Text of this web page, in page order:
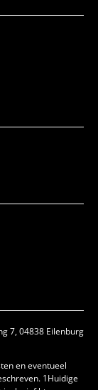
7, 04838 Eilenburg
en eventueel
1Huidige